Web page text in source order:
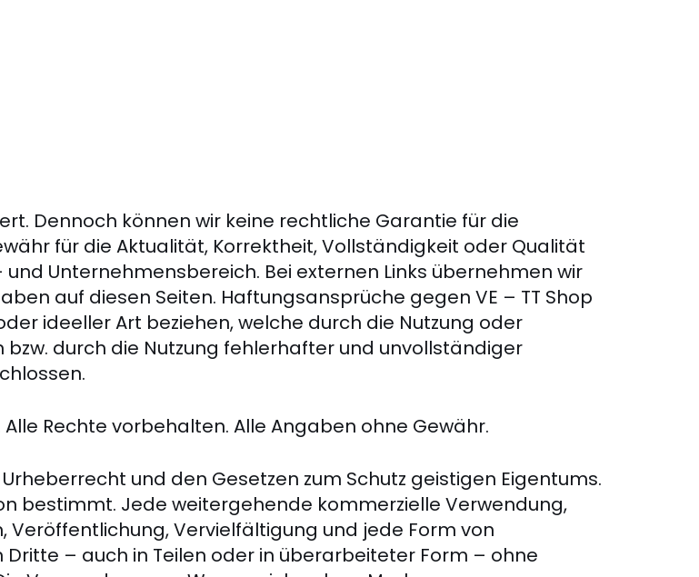
Dennoch können wir keine rechtliche Garantie für die
für die Aktualität, Korrektheit, Vollständigkeit oder Qualität
Unternehmensbereich. Bei externen Links übernehmen wir
auf diesen Seiten. Haftungsansprüche gegen VE – TT Shop
ideeller Art beziehen, welche durch die Nutzung oder
durch die Nutzung fehlerhafter und unvollständiger
Alle Rechte vorbehalten. Alle Angaben ohne Gewähr.
und den Gesetzen zum Schutz geistigen Eigentums.
bestimmt. Jede weitergehende kommerzielle Verwendung,
Vervielfältigung und jede Form von
– auch in Teilen oder in überarbeiteter Form – ohne